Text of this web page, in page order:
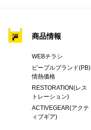
商品情報
WEBチラシ
ピープルブランド(PB)
情熱価格
RESTORATION(レス
トレーション)
ACTIVEGEAR(アクテ
ィブギア)